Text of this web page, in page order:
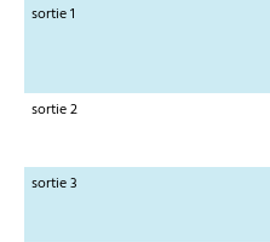
sortie 1
sortie 2
sortie 3